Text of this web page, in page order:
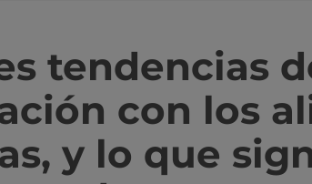
tendencias
con los
y lo que